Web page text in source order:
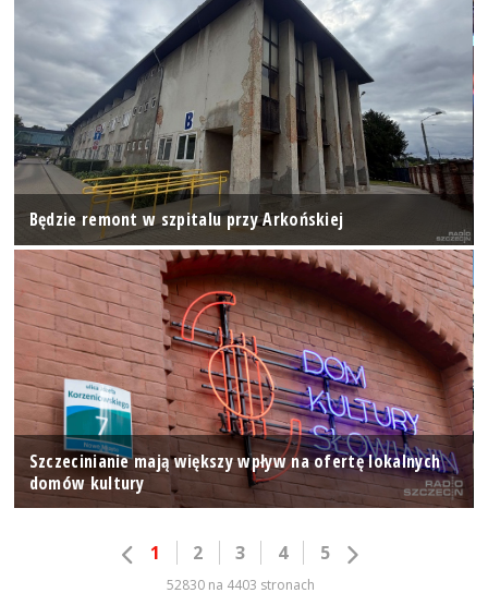
Będzie remont w szpitalu przy Arkońskiej
Szczecinianie mają większy wpływ na ofertę lokalnych
domów kultury
1 2 3 4 5
52830 na 4403 stronach